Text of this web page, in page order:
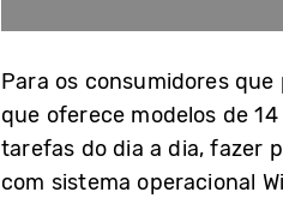
Para os consumidores
que oferece modelos de
tarefas do dia a dia, fazer
com sistema operacional